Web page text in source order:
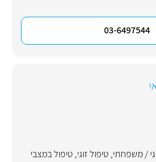
03-6497544
/ משפחתי, טיפול זוגי, טיפול במצבי